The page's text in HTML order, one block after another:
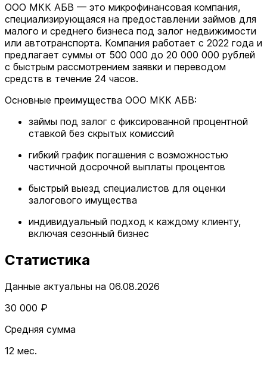
ООО МКК АБВ — это микрофинансовая компания,
специализирующаяся на предоставлении займов для
малого и среднего бизнеса под залог недвижимости
или автотранспорта. Компания работает с 2022 года и
предлагает суммы от 500 000 до 20 000 000 рублей
с быстрым рассмотрением заявки и переводом
средств в течение 24 часов.
Основные преимущества ООО МКК АБВ:
займы под залог с фиксированной процентной
ставкой без скрытых комиссий
гибкий график погашения с возможностью
частичной досрочной выплаты процентов
быстрый выезд специалистов для оценки
залогового имущества
индивидуальный подход к каждому клиенту,
включая сезонный бизнес
Статистика
Данные актуальны на 06.08.2026
30 000 ₽
Средняя сумма
12 мес.